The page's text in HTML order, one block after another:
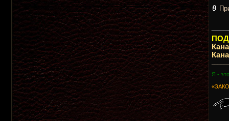
Я -